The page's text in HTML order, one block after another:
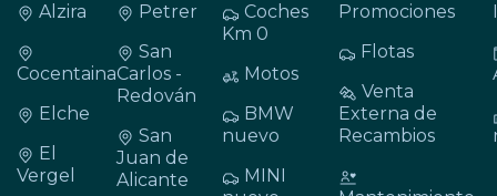
Alzira
Cocentaina
Elche
El
Vergel
Petrer
San
Carlos -
Redován
San
Juan de
Alicante
Coches
Km 0
Motos
BMW
nuevo
MINI
Promociones
Flotas
Venta
Externa de
Recambios